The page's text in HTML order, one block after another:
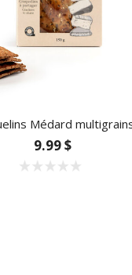
Médard
9.99 $